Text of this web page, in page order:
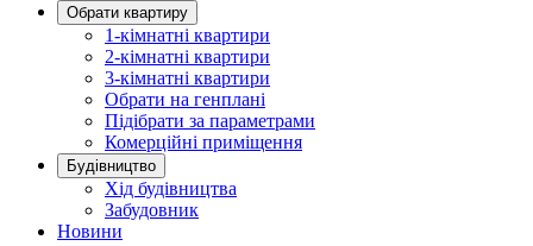
Обрати квартиру
1-кімнатні квартири
2-кімнатні квартири
3-кімнатні квартири
Обрати на генплані
Підібрати за параметрами
Комерційні приміщення
Будівництво
Хід будівництва
Забудовник
Новини